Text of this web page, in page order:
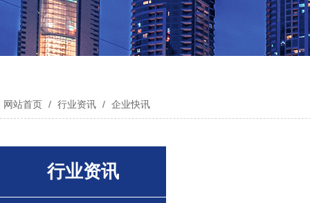
网站首页 / 行业资讯 / 企业快讯
行业资讯